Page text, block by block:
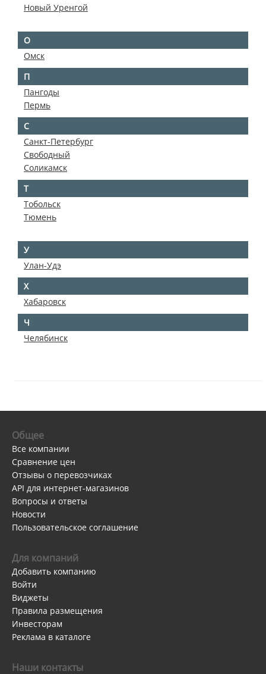
Новый Уренгой
О
Омск
П
Пангоды
Пермь
С
Санкт-Петербург
Свободный
Соликамск
Т
Тобольск
Тюмень
У
Улан-Удэ
Х
Хабаровск
Ч
Челябинск
Общее
Все компании
Сравнение цен
Отзывы о перевозчиках
API для интернет-магазинов
Вопросы и ответы
Новости
Пользовательское соглашение
Для компаний
Добавить компанию
Войти
Виджеты
Правила размещения
Инвесторам
Реклама в каталоге
Наши контакты